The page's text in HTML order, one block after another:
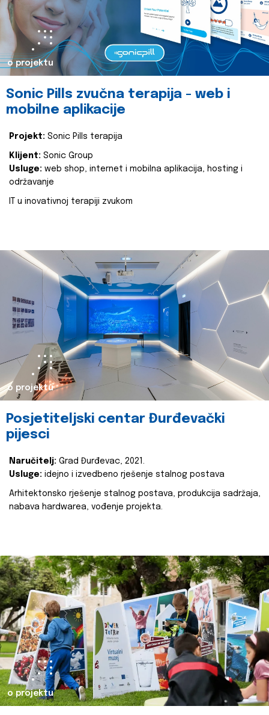
o projektu
Sonic Pills zvučna terapija - web i
mobilne aplikacije
Projekt: Sonic Pills terapija
Klijent: Sonic Group
Usluge: web shop, internet i mobilna aplikacija, hosting i
održavanje
IT u inovativnoj terapiji zvukom
o projektu
Posjetiteljski centar Đurđevački
pijesci
Naručitelj: Grad Đurđevac, 2021.
Usluge: idejno i izvedbeno rješenje stalnog postava
Arhitektonsko rješenje stalnog postava, produkcija sadržaja,
nabava hardwarea, vođenje projekta.
o projektu